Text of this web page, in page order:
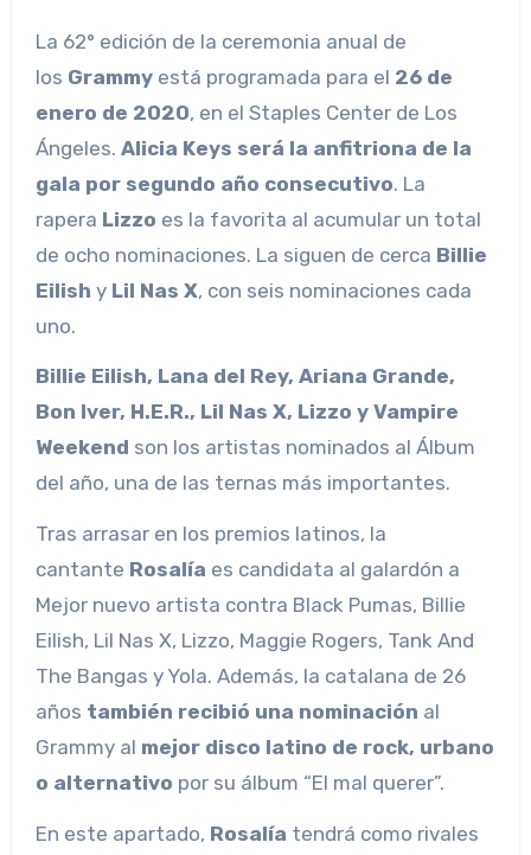
La 62° edición de la ceremonia anual de
los Grammyestá programada para el 26 de
enero de 2020, en el Staples Center de Los
Ángeles. Alicia Keys será la anfitriona de la
gala por segundo año consecutivo. La
rapera Lizzo es la favorita al acumular un total
de ocho nominaciones. La siguen de cerca Billie
Eilish yLil Nas X, con seis nominaciones cada
uno.
Billie Eilish, Lana del Rey, Ariana Grande,
Bon Iver, H.E.R., Lil Nas X, Lizzo y Vampire
Weekend son los artistas nominados al Álbum
del año, una de las ternas más importantes.
Tras arrasar en los premios latinos, la
cantante Rosalía es candidata al galardón a
Mejor nuevo artista contra Black Pumas, Billie
Eilish, Lil Nas X, Lizzo, Maggie Rogers, Tank And
The Bangas y Yola. Además, la catalana de 26
años también recibió una nominación al
Grammy al mejor disco latino de rock, urbano
o alternativo por su álbum “El mal querer”.
En este apartado, Rosalía tendrá como rivales